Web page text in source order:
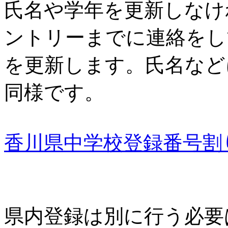
氏名や学年を更新しな
ントリーまでに連絡を
を更新します。氏名な
同様です。
香川県中学校登録番号
県内登録は別に行う必